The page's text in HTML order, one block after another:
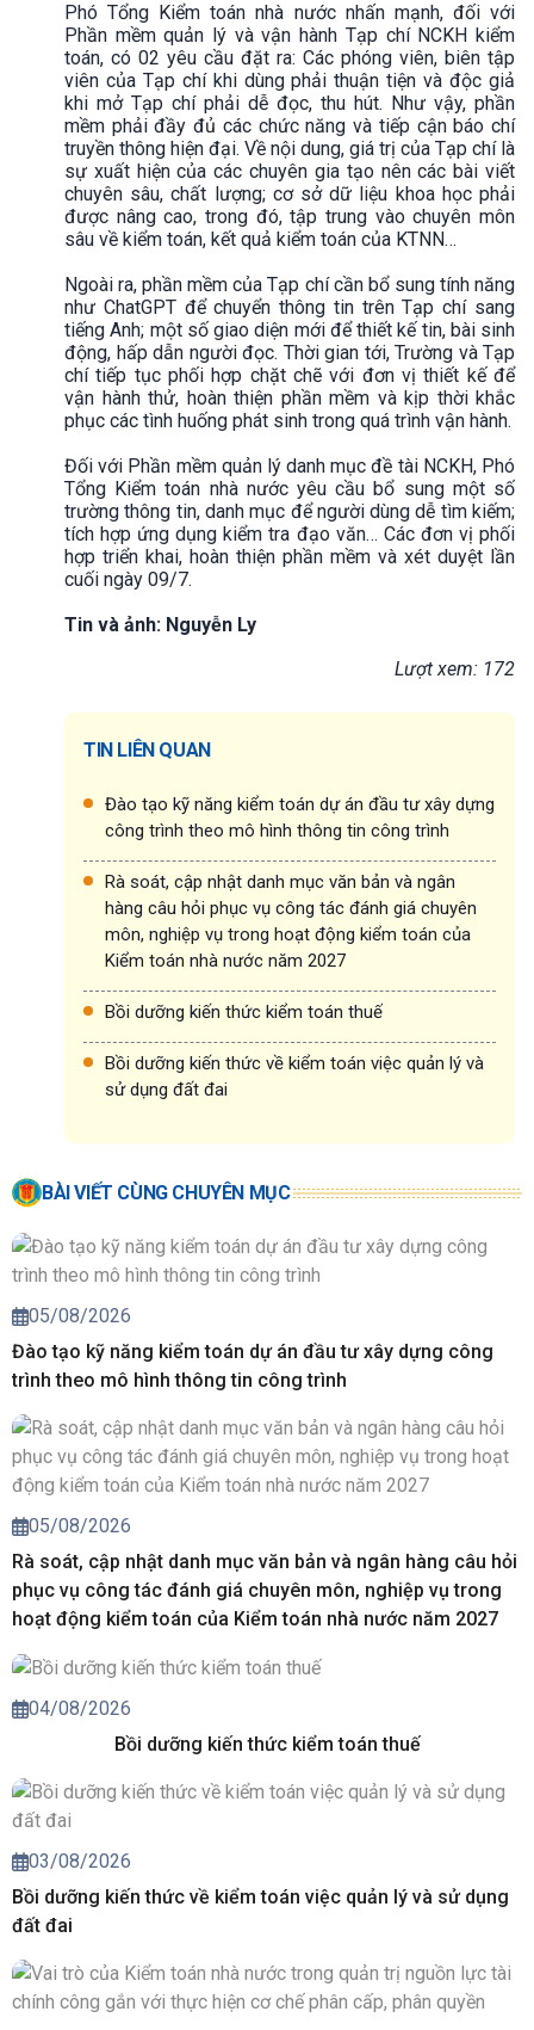
Phó Tổng Kiểm toán nhà nước nhấn mạnh, đối với
Phần mềm quản lý và vận hành Tạp chí NCKH kiểm
toán, có 02 yêu cầu đặt ra: Các phóng viên, biên tập
viên của Tạp chí khi dùng phải thuận tiện và độc giả
khi mở Tạp chí phải dễ đọc, thu hút. Như vậy, phần
mềm phải đầy đủ các chức năng và tiếp cận báo chí
truyền thông hiện đại. Về nội dung, giá trị của Tạp chí là
sự xuất hiện của các chuyên gia tạo nên các bài viết
chuyên sâu, chất lượng; cơ sở dữ liệu khoa học phải
được nâng cao, trong đó, tập trung vào chuyên môn
sâu về kiểm toán, kết quả kiểm toán của KTNN…
Ngoài ra, phần mềm của Tạp chí cần bổ sung tính năng
như ChatGPT để chuyển thông tin trên Tạp chí sang
tiếng Anh; một số giao diện mới để thiết kế tin, bài sinh
động, hấp dẫn người đọc. Thời gian tới, Trường và Tạp
chí tiếp tục phối hợp chặt chẽ với đơn vị thiết kế để
vận hành thử, hoàn thiện phần mềm và kịp thời khắc
phục các tình huống phát sinh trong quá trình vận hành.
Đối với Phần mềm quản lý danh mục đề tài NCKH, Phó
Tổng Kiểm toán nhà nước yêu cầu bổ sung một số
trường thông tin, danh mục để người dùng dễ tìm kiếm;
tích hợp ứng dụng kiểm tra đạo văn… Các đơn vị phối
hợp triển khai, hoàn thiện phần mềm và xét duyệt lần
cuối ngày 09/7.
Tin và ảnh: Nguyễn Ly
Lượt xem: 172
TIN LIÊN QUAN
Đào tạo kỹ năng kiểm toán dự án đầu tư xây dựng
công trình theo mô hình thông tin công trình
Rà soát, cập nhật danh mục văn bản và ngân
hàng câu hỏi phục vụ công tác đánh giá chuyên
môn, nghiệp vụ trong hoạt động kiểm toán của
Kiểm toán nhà nước năm 2027
Bồi dưỡng kiến thức kiểm toán thuế
Bồi dưỡng kiến thức về kiểm toán việc quản lý và
sử dụng đất đai
BÀI VIẾT CÙNG CHUYÊN MỤC
05/08/2026
Đào tạo kỹ năng kiểm toán dự án đầu tư xây dựng công
trình theo mô hình thông tin công trình
05/08/2026
Rà soát, cập nhật danh mục văn bản và ngân hàng câu hỏi
phục vụ công tác đánh giá chuyên môn, nghiệp vụ trong
hoạt động kiểm toán của Kiểm toán nhà nước năm 2027
04/08/2026
Bồi dưỡng kiến thức kiểm toán thuế
03/08/2026
Bồi dưỡng kiến thức về kiểm toán việc quản lý và sử dụng
đất đai